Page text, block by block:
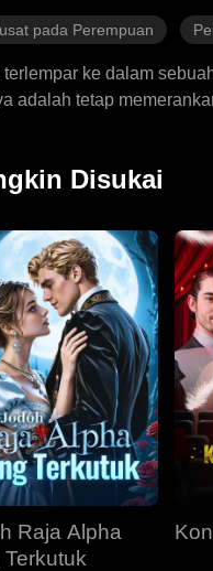
pada Perempuan
ke dalam
adalah tetap
Disukai
Raja Alpha